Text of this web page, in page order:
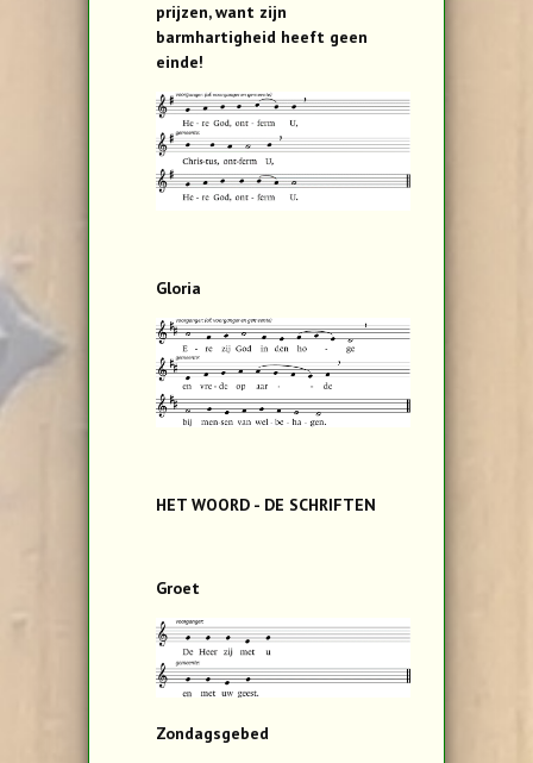
prijzen, want zijn
barmhartigheid heeft geen
einde!
Gloria
HET WOORD - DE SCHRIFTEN
Groet
Zondagsgebed